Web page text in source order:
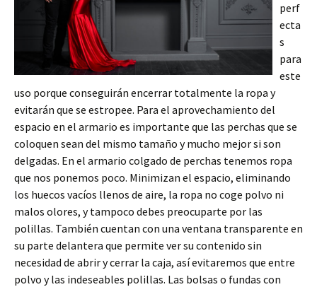
perf
ecta
s
para
este
uso porque conseguirán encerrar totalmente la ropa y
evitarán que se estropee. Para el aprovechamiento del
espacio en el armario es importante que las perchas que se
coloquen sean del mismo tamaño y mucho mejor si son
delgadas. En el armario colgado de perchas tenemos ropa
que nos ponemos poco. Minimizan el espacio, eliminando
los huecos vacíos llenos de aire, la ropa no coge polvo ni
malos olores, y tampoco debes preocuparte por las
polillas. También cuentan con una ventana transparente en
su parte delantera que permite ver su contenido sin
necesidad de abrir y cerrar la caja, así evitaremos que entre
polvo y las indeseables polillas. Las bolsas o fundas con